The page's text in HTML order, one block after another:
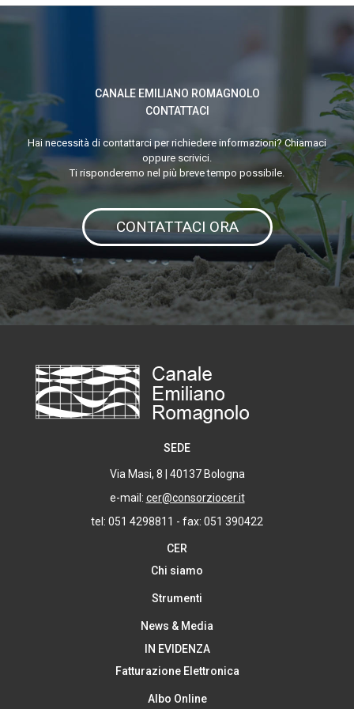
incontri
importanti
per
l’agricoltura
Romagna
CANALE EMILIANO ROMAGNOLO
CONTATTACI
Hai necessità di contattarci per richiedere informazioni? Chiamaci
oppure scrivici.
Ti risponderemo nel più breve tempo possibile.
CONTATTACI ORA
SEDE
Via Masi, 8 | 40137 Bologna
e-mail: cer@consorziocer.it
tel: 051 4298811 - fax: 051 390422
CER
Chi siamo
Strumenti
News & Media
IN EVIDENZA
Fatturazione Elettronica
Albo Online